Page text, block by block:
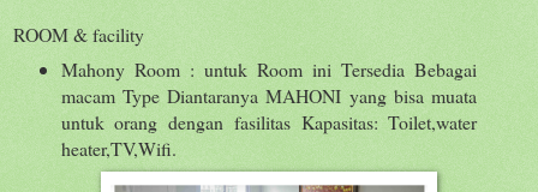
ROOM & facility
Mahony Room : untuk Room ini Tersedia Bebagai
macam Type Diantaranya MAHONI yang bisa muata
untuk orang dengan fasilitas Kapasitas: Toilet,water
heater,TV,Wifi.